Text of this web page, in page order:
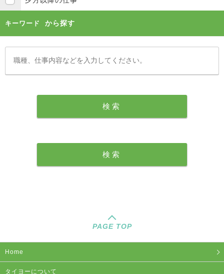
キーワード から探す
PAGE TOP
Home
タイヨーについて